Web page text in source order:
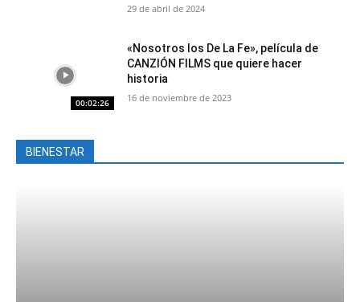
29 de abril de 2024
00:02:26
«Nosotros los De La Fe», película de
CANZIÓN FILMS que quiere hacer
historia
16 de noviembre de 2023
BIENESTAR